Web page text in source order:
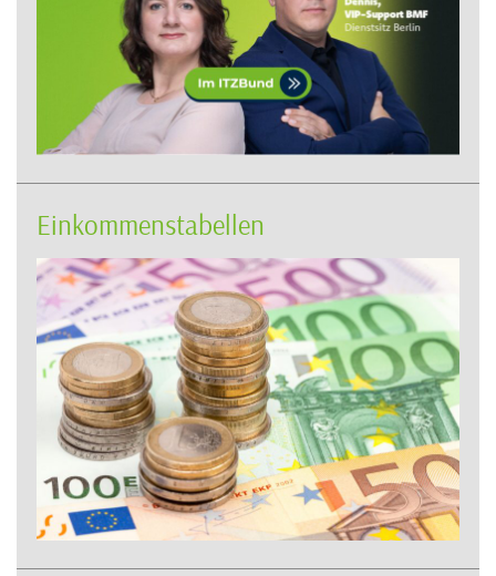
Einkommenstabellen